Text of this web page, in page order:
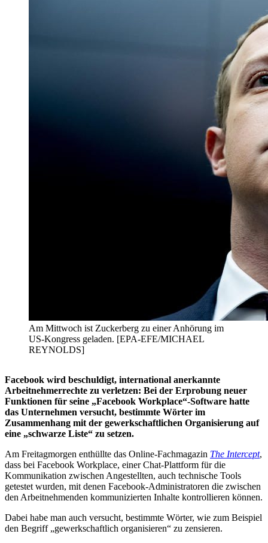
Am Mittwoch ist Zuckerberg zu einer Anhörung im
US-Kongress geladen. [EPA-EFE/MICHAEL
REYNOLDS]
Facebook wird beschuldigt, international anerkannte
Arbeitnehmerrechte zu verletzen: Bei der Erprobung neuer
Funktionen für seine „Facebook Workplace“-Software hatte
das Unternehmen versucht, bestimmte Wörter im
Zusammenhang mit der gewerkschaftlichen Organisierung auf
eine „schwarze Liste“ zu setzen.
Am Freitagmorgen enthüllte das Online-Fachmagazin The Intercept,
dass bei Facebook Workplace, einer Chat-Plattform für die
Kommunikation zwischen Angestellten, auch technische Tools
getestet wurden, mit denen Facebook-Administratoren die zwischen
den Arbeitnehmenden kommunizierten Inhalte kontrollieren können.
Dabei habe man auch versucht, bestimmte Wörter, wie zum Beispiel
den Begriff „gewerkschaftlich organisieren“ zu zensieren.